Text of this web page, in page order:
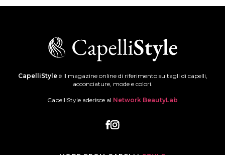
CapelliStyleè il magazine online di riferimento su tagli di capelli,
acconciature, mode e colori.
CapelliStyle aderisce al Network BeautyLab